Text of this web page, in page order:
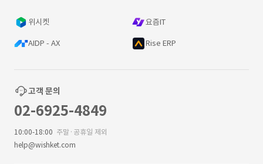
위시켓 요즘IT
AIDP - AX Rise ERP
고객 문의
02-6925-4849
10:00-18:00 주말·공휴일 제외
help@wishket.com